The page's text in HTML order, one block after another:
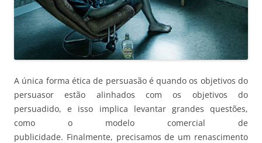
A única forma ética de persuasão é quando os objetivos do
persuasor estão alinhados com os objetivos do
persuadido, e isso implica levantar grandes questões,
como o modelo comercial de
publicidade. Finalmente, precisamos de um renascimento